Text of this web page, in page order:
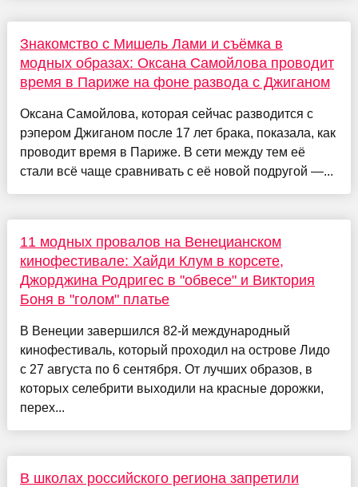
Знакомство с Мишель Лами и съёмка в
модных образах: Оксана Самойлова проводит
время в Париже на фоне развода с Джиганом
Оксана Самойлова, которая сейчас разводится с
рэпером Джиганом после 17 лет брака, показала, как
проводит время в Париже. В сети между тем её
стали всё чаще сравнивать с её новой подругой —...
11 модных провалов на Венецианском
кинофестивале: Хайди Клум в корсете,
Джорджина Родригес в "обвесе" и Виктория
Боня в "голом" платье
В Венеции завершился 82-й международный
кинофестиваль, который проходил на острове Лидо
с 27 августа по 6 сентября. От лучших образов, в
которых селебрити выходили на красные дорожки,
перех...
В школах российского региона запретили